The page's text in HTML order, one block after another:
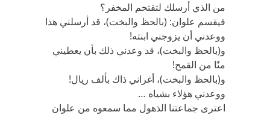
من الذي أرسلك لتقتحم المخفر؟
فيقسم علوان: (بالحظ والبخت)، قد أرسلني هذا
ووعدني أن يزوجني ابنته!
و(بالحظ والبخت)، قد وعدني ذلك بأن يعطيني
منًا من القمح!
و(بالحظ والبخت)، أغراني ذاك بألف ريال!
ووعدني هؤلاء بشياه …
اعترى جماعتنا الذهول مما سمعوه من علوان